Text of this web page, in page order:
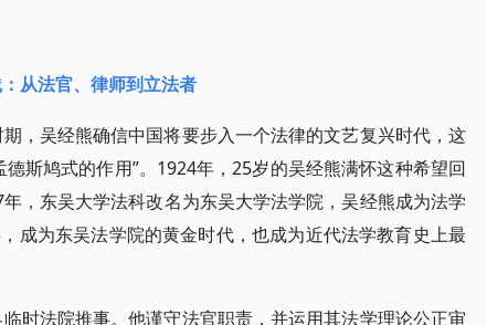
从法官、律师到立法者
，吴经熊确信中国将要步入一个法律的文艺复兴时代，这
斯鸠式的作用”。1924年，25岁的吴经熊满怀这种希望回
，东吴大学法科改名为东吴大学法学院，吴经熊成为法学
成为东吴法学院的黄金时代，也成为近代法学教育史上最
时法院推事。他谨守法官职责，并运用其法学理论公正审